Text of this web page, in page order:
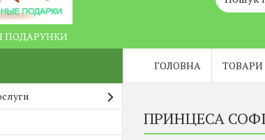
ПОДАРУНКИ
ГОЛОВНА ТОВАРИ
ПРИНЦЕСА